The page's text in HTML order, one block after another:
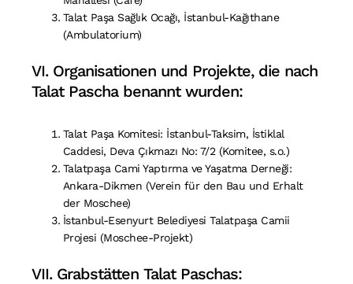
Talat Paşa Sağlık Ocağı, İstanbul-Kağıthane
(Ambulatorium)
VI. Organisationen und Projekte, die nach
Talat Pascha benannt wurden:
Talat Paşa Komitesi: İstanbul-Taksim, İstiklal
Caddesi, Deva Çıkmazı No: 7/2 (Komitee, s.o.)
Talatpaşa Cami Yaptırma ve Yaşatma Derneği:
Ankara-Dikmen (Verein für den Bau und Erhalt
der Moschee)
İstanbul-Esenyurt Belediyesi Talatpaşa Camii
Projesi (Moschee-Projekt)
VII. Grabstätten Talat Paschas: